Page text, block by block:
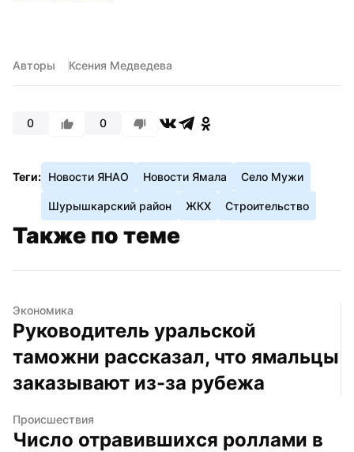
Авторы Ксения Медведева
0 0
Теги: Новости ЯНАО Новости Ямала Село Мужи
Шурышкарский район ЖКХ Строительство
Также по теме
Экономика
Руководитель уральской
таможни рассказал, что ямальцы
заказывают из-за рубежа
Происшествия
Число отравившихся роллами в